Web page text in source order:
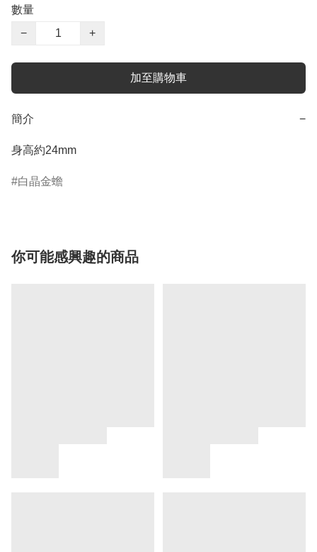
數量
−
+
加至購物車
簡介 −
身高約24mm
白晶金蟾
你可能感興趣的商品